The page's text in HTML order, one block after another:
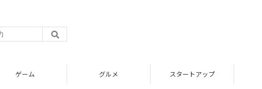
ゲーム グルメ スタートアップ